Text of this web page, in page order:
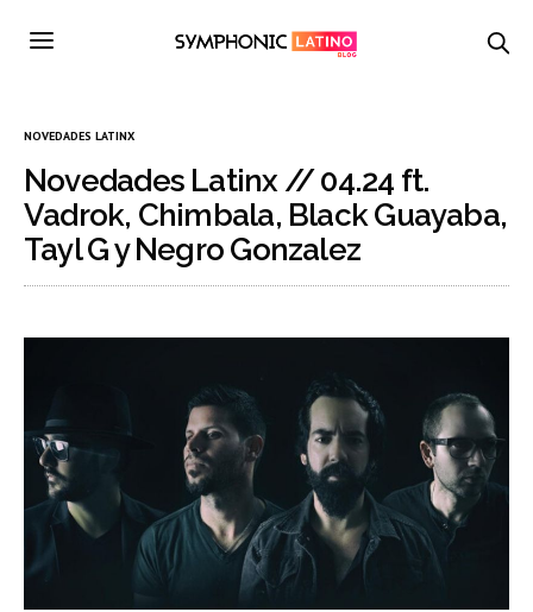
NOVEDADES LATINX
Novedades Latinx // 04.24 ft.
Vadrok, Chimbala, Black Guayaba,
Tayl G y Negro Gonzalez